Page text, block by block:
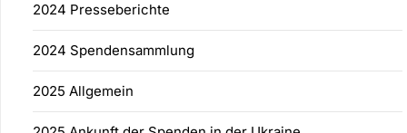
2024 Presseberichte
2024 Spendensammlung
2025 Allgemein